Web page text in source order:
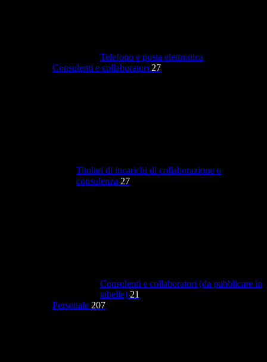
Telefono e posta elettronica
Consulenti e collaboratori 27
Titolari di incarichi di collaborazione o
consulenza 27
Consulenti e collaboratori (da pubblicare in
tabelle) 21
Personale 207